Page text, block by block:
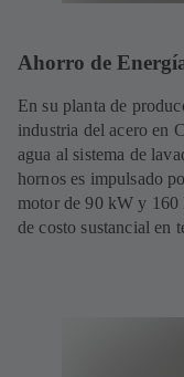
Ahorro de
En su planta de
industria del acero en
agua al sistema de
hornos es impulsado
motor de 90 kW y 160
de costo sustancial en